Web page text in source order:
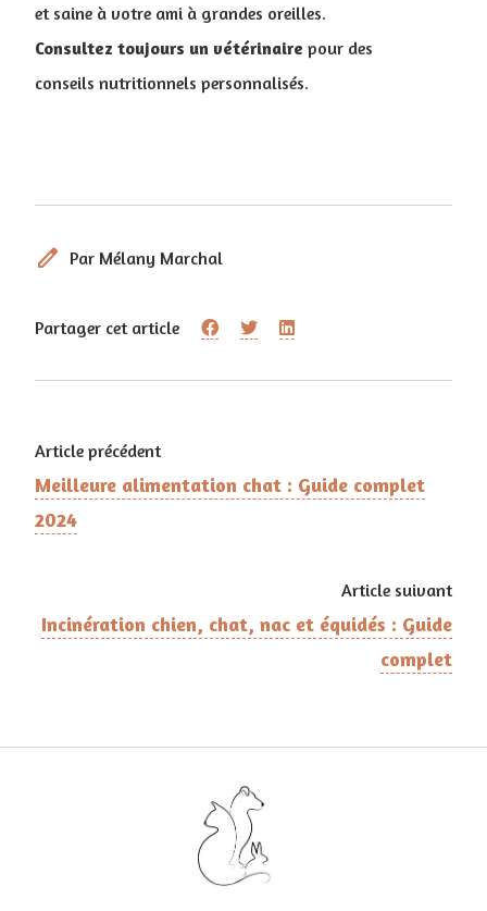
et saine à votre ami à grandes oreilles.
Consultez toujours un vétérinaire pour des
conseils nutritionnels personnalisés.
edit Par Mélany Marchal
Partager cet article
Article précédent
Meilleure alimentation chat : Guide complet
2024
Article suivant
Incinération chien, chat, nac et équidés : Guide
complet